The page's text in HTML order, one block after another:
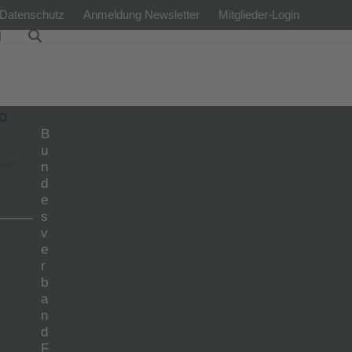
Datenschutz Anmeldung Newsletter Mitglieder-Login
B
u
n
d
e
s
v
e
r
b
a
n
d
F